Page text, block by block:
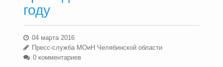
году
04 марта 2016
Пресс-служба МОиН Челябинской области
0 комментариев